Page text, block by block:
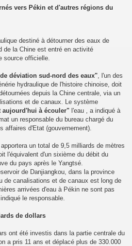
vers Pékin et d'autres régions du
destiné à détourner des eaux de
de la Chine est entré en activité
source officielle.
déviation sud-nord des eaux" , l'un des
hydraulique de l'histoire chinoise, doit
depuis la Chine centrale, via un
et de canaux. Le système
aujourd'hui à écouler" l'eau , a indiqué à
un responsable du bureau chargé du
affaires d'Etat (gouvernement).
un total de 9,5 milliards de mètres
l'équivalent d'un sixième du débit du
du pays après le Yangtsé.
de Danjiangkou, dans la province
de canalisations et de canaux est long de
arrivées d'eau à Pékin ne sont pas
le responsable.
de dollars
ont été investis dans la partie centrale du
a pris 11 ans et déplacé plus de 330.000